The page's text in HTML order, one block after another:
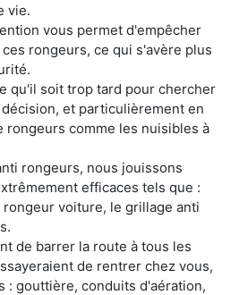
vie.
vous permet d'empêcher
rongeurs, ce qui s'avère plus
qu'il soit trop tard pour chercher
et particulièrement en
rongeurs comme les nuisibles à
rongeurs, nous jouissons
efficaces tels que :
voiture, le grillage anti
de barrer la route à tous les
de rentrer chez vous,
: gouttière, conduits d'aération,